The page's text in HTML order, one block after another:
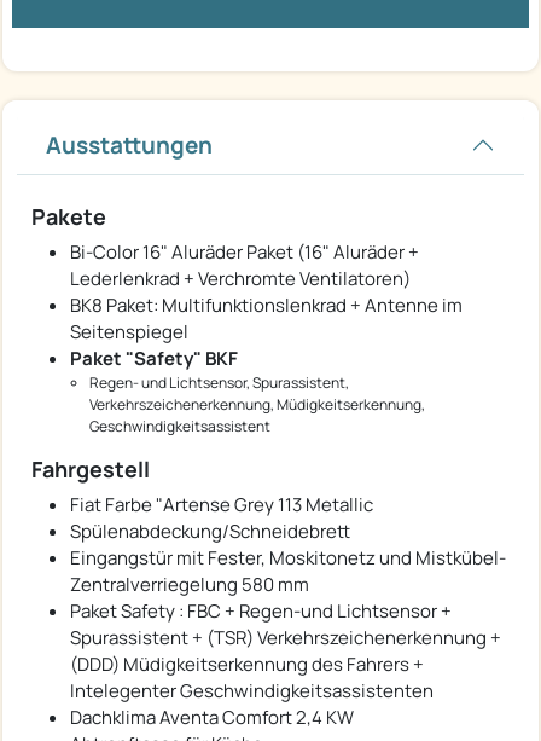
Ausstattungen
Pakete
Bi-Color 16" Aluräder Paket (16" Aluräder +
Lederlenkrad + Verchromte Ventilatoren)
BK8 Paket: Multifunktionslenkrad + Antenne im
Seitenspiegel
Paket "Safety" BKF
Regen- und Lichtsensor, Spurassistent,
Verkehrszeichenerkennung, Müdigkeitserkennung,
Geschwindigkeitsassistent
Fahrgestell
Fiat Farbe "Artense Grey 113 Metallic
Spülenabdeckung/Schneidebrett
Eingangstür mit Fester, Moskitonetz und Mistkübel-
Zentralverriegelung 580 mm
Paket Safety : FBC + Regen-und Lichtsensor +
Spurassistent + (TSR) Verkehrszeichenerkennung +
(DDD) Müdigkeitserkennung des Fahrers +
Intelegenter Geschwindigkeitsassistenten
Dachklima Aventa Comfort 2,4 KW